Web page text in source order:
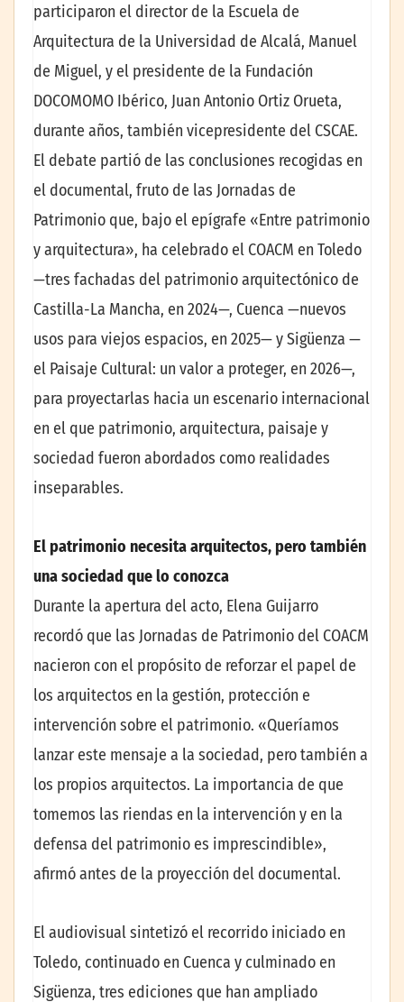
participaron el director de la Escuela de
Arquitectura de la Universidad de Alcalá, Manuel
de Miguel, y el presidente de la Fundación
DOCOMOMO Ibérico, Juan Antonio Ortiz Orueta,
durante años, también vicepresidente del CSCAE.
El debate partió de las conclusiones recogidas en
el documental, fruto de las Jornadas de
Patrimonio que, bajo el epígrafe «Entre patrimonio
y arquitectura», ha celebrado el COACM en Toledo
—tres fachadas del patrimonio arquitectónico de
Castilla-La Mancha, en 2024—, Cuenca —nuevos
usos para viejos espacios, en 2025— y Sigüenza —
el Paisaje Cultural: un valor a proteger, en 2026—,
para proyectarlas hacia un escenario internacional
en el que patrimonio, arquitectura, paisaje y
sociedad fueron abordados como realidades
inseparables.
El patrimonio necesita arquitectos, pero también
una sociedad que lo conozca
Durante la apertura del acto, Elena Guijarro
recordó que las Jornadas de Patrimonio del COACM
nacieron con el propósito de reforzar el papel de
los arquitectos en la gestión, protección e
intervención sobre el patrimonio. «Queríamos
lanzar este mensaje a la sociedad, pero también a
los propios arquitectos. La importancia de que
tomemos las riendas en la intervención y en la
defensa del patrimonio es imprescindible»,
afirmó antes de la proyección del documental.
El audiovisual sintetizó el recorrido iniciado en
Toledo, continuado en Cuenca y culminado en
Sigüenza, tres ediciones que han ampliado